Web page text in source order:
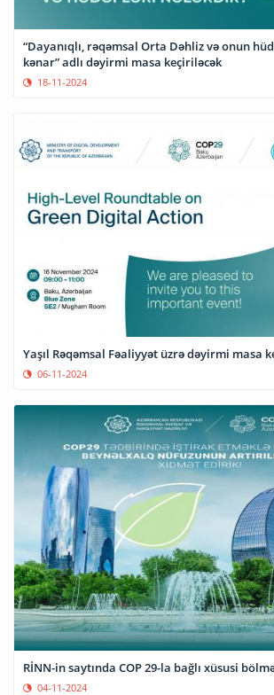
“Dayanıqlı, rəqəmsal Orta Dəhliz və onun
kənar” adlı dəyirmi masa keçiriləcək
18-11-2024
Yaşıl Rəqəmsal Fəaliyyət üzrə dəyirmi masa
06-11-2024
RİNN-in saytında COP 29-la bağlı xüsusi
04-11-2024